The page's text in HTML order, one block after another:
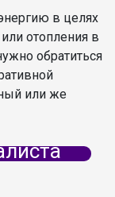
в целях
отопления в
обратиться
или же